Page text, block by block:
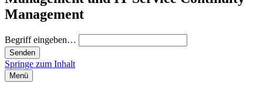
Management
Begriff eingeben…
Springe zum Inhalt
Menü